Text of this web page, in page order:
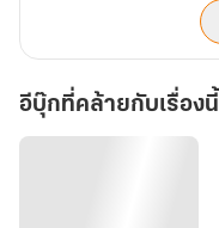
การล่วงละเมิดทางเพศ , ก
การลงโทษที่รุนแรงหรือกลั่
เหมาะสำหรับผู้ที่มีอายุ 18+ ขึ้
อีบุ๊กที่คล้ายกับเรื่องนี้